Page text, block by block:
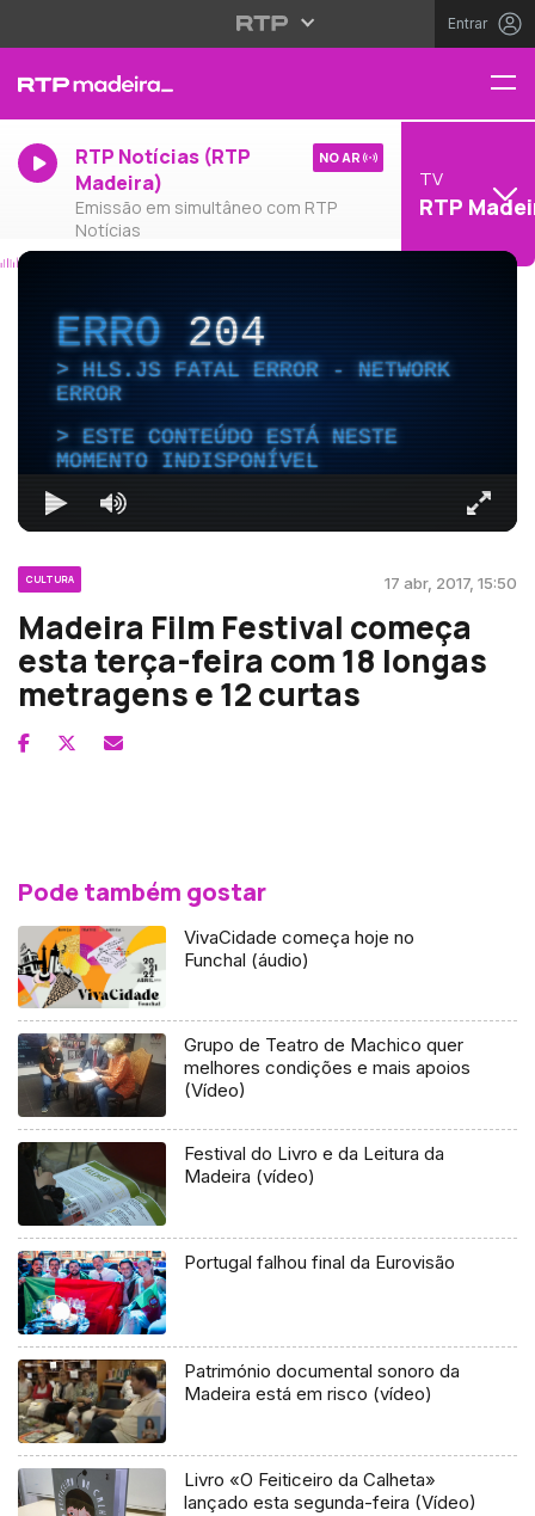
Entrar
RTP Notícias (RTP
Madeira)
Emissão em simultâneo com RTP
Notícias
NO AR
TV
RTP
ERRO204
HLS.JS FATAL ERROR - NETWORK
ERROR
ESTE CONTEÚDO ESTÁ NESTE
MOMENTO INDISPONÍVEL
CULTURA 17 abr, 2017, 15:50
Madeira Film Festival começa
esta terça-feira com 18 longas
metragens e 12 curtas
Pode também gostar
VivaCidade começa hoje no
Funchal (áudio)
Grupo de Teatro de Machico quer
melhores condições e mais apoios
(Vídeo)
Festival do Livro e da Leitura da
Madeira (vídeo)
Portugal falhou final da Eurovisão
Património documental sonoro da
Madeira está em risco (vídeo)
Livro «O Feiticeiro da Calheta»
lançado esta segunda-feira (Vídeo)